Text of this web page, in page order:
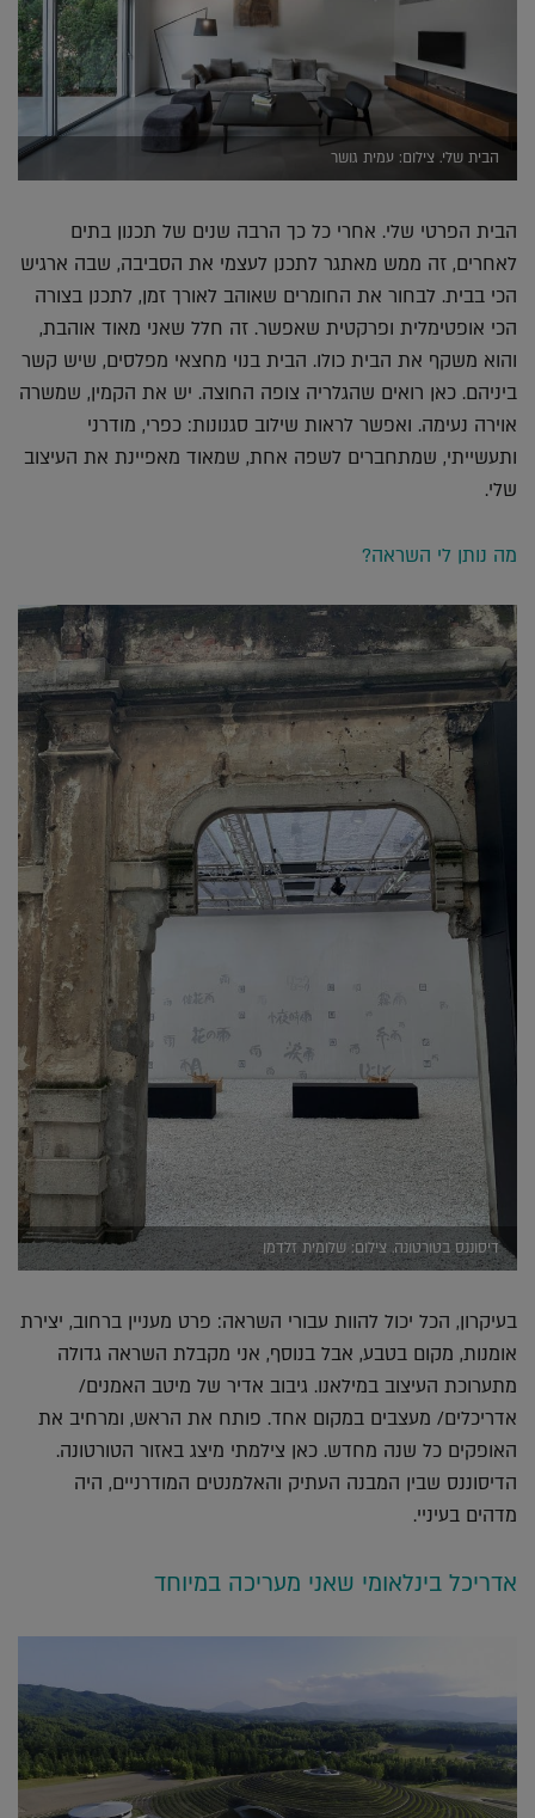
הבית שלי. צילום: עמית גושר
הבית הפרטי שלי. אחרי כל כך הרבה שנים של תכנון בתים
לאחרים, זה ממש מאתגר לתכנן לעצמי את הסביבה, שבה ארגיש
הכי בבית. לבחור את החומרים שאוהב לאורך זמן, לתכנן בצורה
הכי אופטימלית ופרקטית שאפשר. זה חלל שאני מאוד אוהבת,
והוא משקף את הבית כולו. הבית בנוי מחצאי מפלסים, שיש קשר
ביניהם. כאן רואים שהגלריה צופה החוצה. יש את הקמין, שמשרה
אוירה נעימה. ואפשר לראות שילוב סגנונות: כפרי, מודרני
ותעשייתי, שמתחברים לשפה אחת, שמאוד מאפיינת את העיצוב
שלי.
מה נותן לי השראה?
דיסוננס בטורטונה. צילום: שלומית זלדמן
בעיקרון, הכל יכול להוות עבורי השראה: פרט מעניין ברחוב, יצירת
אומנות, מקום בטבע, אבל בנוסף, אני מקבלת השראה גדולה
מתערוכת העיצוב במילאנו. גיבוב אדיר של מיטב האמנים/
אדריכלים/ מעצבים במקום אחד. פותח את הראש, ומרחיב את
האופקים כל שנה מחדש. כאן צילמתי מיצג באזור הטורטונה.
הדיסוננס שבין המבנה העתיק והאלמנטים המודרניים, היה
מדהים בעיניי.
אדריכל בינלאומי שאני מעריכה במיוחד